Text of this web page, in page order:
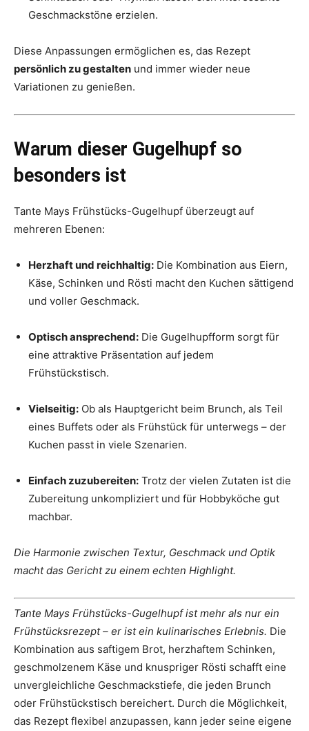
Geschmackstöne erzielen.
Diese Anpassungen ermöglichen es, das Rezept
persönlich zu gestalten und immer wieder neue
Variationen zu genießen.
Warum dieser Gugelhupf so
besonders ist
Tante Mays Frühstücks-Gugelhupf überzeugt auf
mehreren Ebenen:
Herzhaft und reichhaltig: Die Kombination aus Eiern,
Käse, Schinken und Rösti macht den Kuchen sättigend
und voller Geschmack.
Optisch ansprechend: Die Gugelhupfform sorgt für
eine attraktive Präsentation auf jedem
Frühstückstisch.
Vielseitig: Ob als Hauptgericht beim Brunch, als Teil
eines Buffets oder als Frühstück für unterwegs – der
Kuchen passt in viele Szenarien.
Einfach zuzubereiten: Trotz der vielen Zutaten ist die
Zubereitung unkompliziert und für Hobbyköche gut
machbar.
Die Harmonie zwischen Textur, Geschmack und Optik
macht das Gericht zu einem echten Highlight.
Tante Mays Frühstücks-Gugelhupf ist mehr als nur ein
Frühstücksrezept – er ist ein kulinarisches Erlebnis. Die
Kombination aus saftigem Brot, herzhaftem Schinken,
geschmolzenem Käse und knuspriger Rösti schafft eine
unvergleichliche Geschmackstiefe, die jeden Brunch
oder Frühstückstisch bereichert. Durch die Möglichkeit,
das Rezept flexibel anzupassen, kann jeder seine eigene